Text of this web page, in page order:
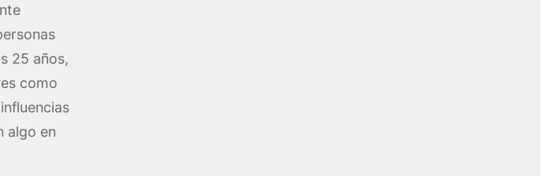
25 años,
como
algo en